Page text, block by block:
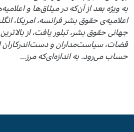
به ویژه بعد از آ‌ن‌كه در میثاق‌ها و
اعلامیه‌ی حقوق بشر فرانسه، امریكا،
جهانی حقوق بشر، تبلور یافت، از
قضات، سیاست‌مداران و دست‌اندركاران
حساب می‌رود. به اندازه‌ای‌كه مرز...